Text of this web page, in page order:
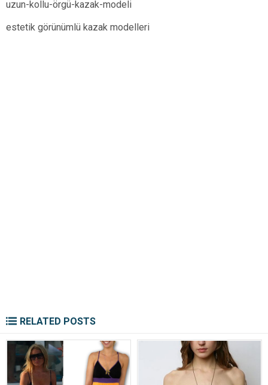
uzun-kollu-örgü-kazak-modeli
estetik görünümlü kazak modelleri
RELATED POSTS